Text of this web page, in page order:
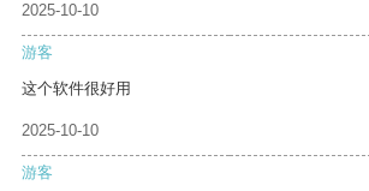
2025-10-10
游客
这个软件很好用
2025-10-10
游客